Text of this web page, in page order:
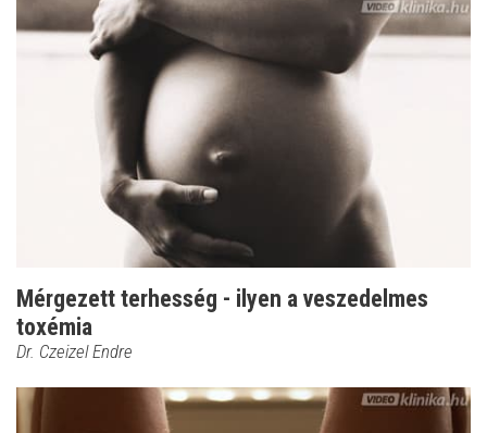
Mérgezett terhesség - ilyen a veszedelmes
toxémia
Dr. Czeizel Endre